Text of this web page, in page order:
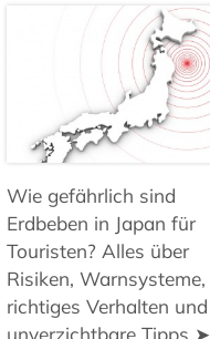
Wie gefährlich sind
Erdbeben in Japan für
Touristen? Alles über
Risiken, Warnsysteme,
richtiges Verhalten und
unverzichtbare Tipps ➤